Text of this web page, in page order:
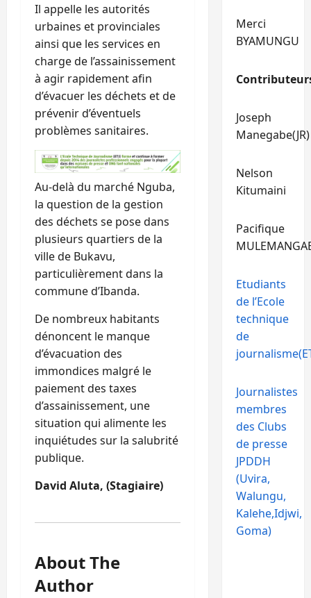
Il appelle les autorités
urbaines et provinciales
ainsi que les services en
charge de l’assainissement
à agir rapidement afin
d’évacuer les déchets et de
prévenir d’éventuels
problèmes sanitaires.
Au-delà du marché Nguba,
la question de la gestion
des déchets se pose dans
plusieurs quartiers de la
ville de Bukavu,
particulièrement dans la
commune d’Ibanda.
De nombreux habitants
dénoncent le manque
d’évacuation des
immondices malgré le
paiement des taxes
d’assainissement, une
situation qui alimente les
inquiétudes sur la salubrité
publique.
David Aluta, (Stagiaire)
About The
Author
Merci
BYAMUNGU
Joseph
Manegabe(JR)
Nelson
Kitumaini
Pacifique
Etudiants
de l’Ecole
technique
de
Journalistes
membres
des Clubs
de presse
JPDDH
(Uvira,
Walungu,
Kalehe,Idjwi,
Goma)